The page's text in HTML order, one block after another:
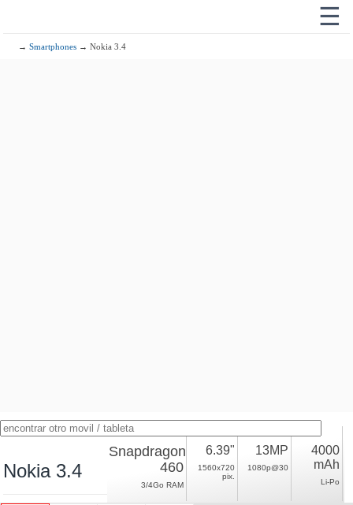
☰
→Smartphones → Nokia 3.4
Nokia 3.4
Snapdragon
460
3/4Go RAM
6.39"
1560x720
pix.
13MP
1080p@30
4000
mAh
Li-Po